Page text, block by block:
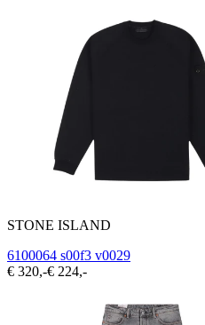
STONE ISLAND
6100064 s00f3 v0029
€ 320,-€ 224,-